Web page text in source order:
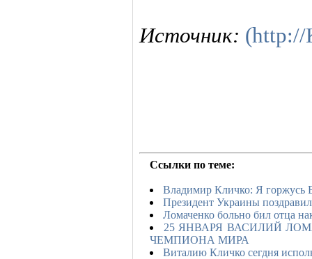
Источник: (http://
Ссылки по теме:
Владимир Кличко: Я горжусь
Президент Украины
Ломаченко больно бил отца
25 ЯНВАРЯ ВАСИЛИЙ
ЧЕМПИОНА МИРА
Виталию Кличко сегдня